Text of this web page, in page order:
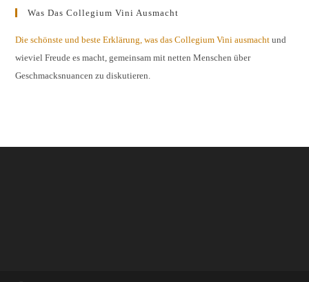
Was Das Collegium Vini Ausmacht
Die schönste und beste Erklärung, was das Collegium Vini ausmacht und
wieviel Freude es macht, gemeinsam mit netten Menschen über
Geschmacksnuancen zu diskutieren.